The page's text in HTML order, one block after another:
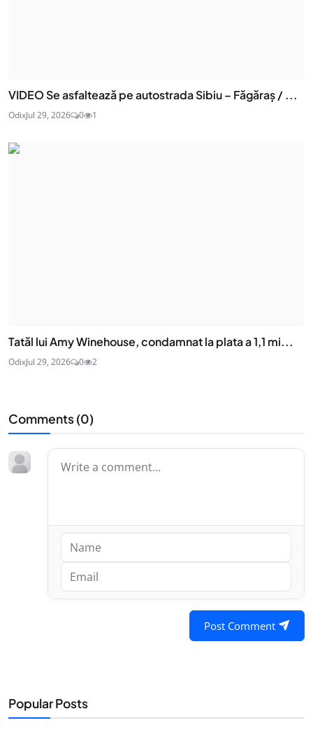
VIDEO Se asfaltează pe autostrada Sibiu – Făgăraș / ...
OdixJul 29, 2026 0 1
Tatăl lui Amy Winehouse, condamnat la plata a 1,1 mi...
OdixJul 29, 2026 0 2
Comments (0)
Post Comment
Popular Posts